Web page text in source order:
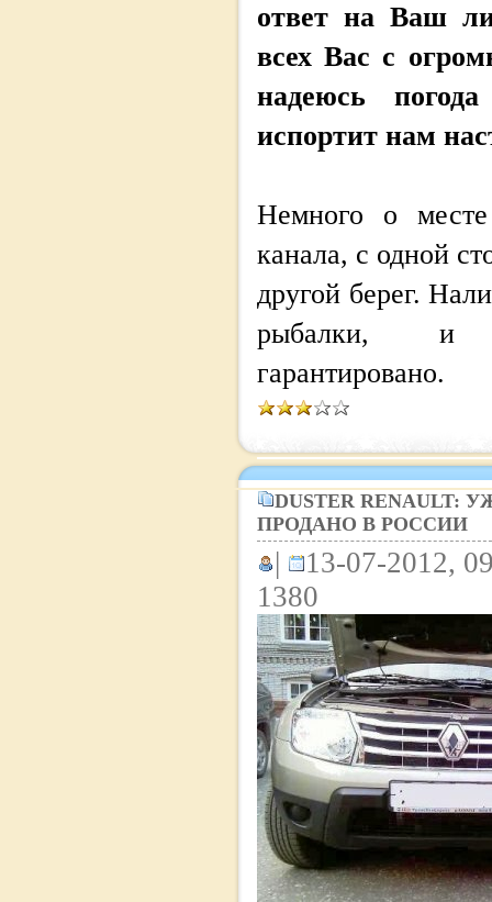
ответ на Ваш
всех Вас с
надеюсь
испортит нам
Немного о
канала, с одной
другой берег.
рыбалки, и
гарантировано.
DUSTER RENAULT:
ПРОДАНО В РОССИИ
|
13-07-2012,
1380